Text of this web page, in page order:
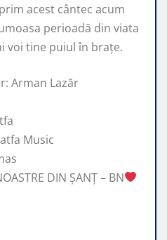
acest cântec acum
perioadă din viata
voi tine puiul în brațe.
Arman Lazăr
Music
DIN ȘANȚ – BN